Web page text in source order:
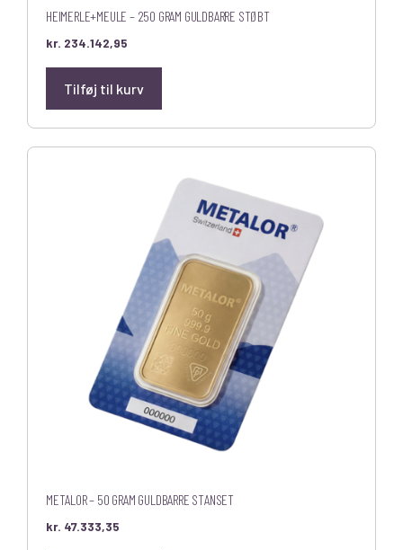
HEIMERLE+MEULE – 250 GRAM GULDBARRE STØBT
kr. 234.142,95
Tilføj til kurv
METALOR – 50 GRAM GULDBARRE STANSET
kr. 47.333,35